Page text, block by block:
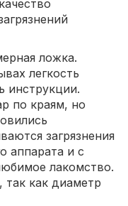
ложка.
легкость
инструкции.
по краям, но
загрязнения
аппарата и с
лакомство.
как диаметр